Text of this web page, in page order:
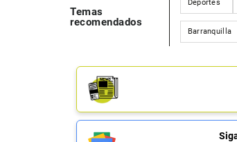
Temas
recomendados
Deportes
Barranquilla